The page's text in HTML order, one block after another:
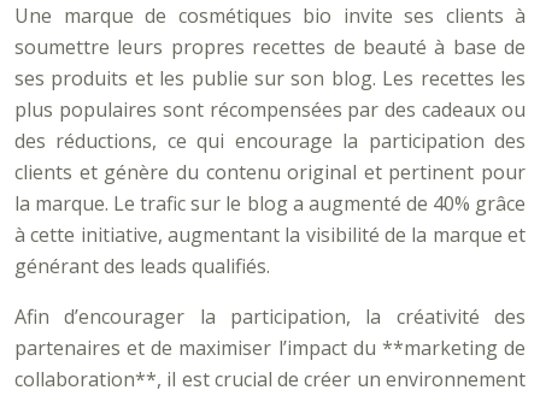
Une marque de cosmétiques bio invite ses clients à
soumettre leurs propres recettes de beauté à base de
ses produits et les publie sur son blog. Les recettes les
plus populaires sont récompensées par des cadeaux ou
des réductions, ce qui encourage la participation des
clients et génère du contenu original et pertinent pour
la marque. Le trafic sur le blog a augmenté de 40% grâce
à cette initiative, augmentant la visibilité de la marque et
générant des leads qualifiés.
Afin d’encourager la participation, la créativité des
partenaires et de maximiser l’impact du **marketing de
collaboration**, il est crucial de créer un environnement